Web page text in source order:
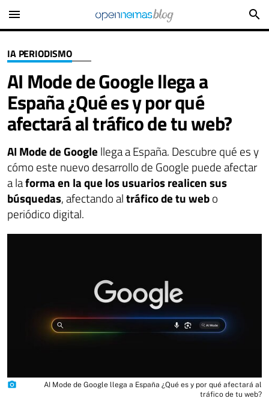
menu search
IA PERIODISMO
AI Mode de Google llega a
España ¿Qué es y por qué
afectará al tráfico de tu web?
AI Mode de Google llega a España. Descubre qué es y
cómo este nuevo desarrollo de Google puede afectar
a laforma en la que los usuarios realicen sus
búsquedas, afectando altráfico de tu webo
periódico digital.
photo_camera
AI Mode de Google llega a España ¿Qué es y por qué afectará al
tráfico de tu web?